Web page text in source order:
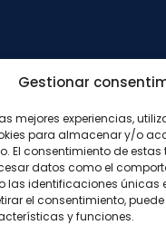
Gestionar
mejores experiencias,
para almacenar y/o
El consentimiento de
datos como el
las identificaciones únicas
el consentimiento,
y funciones.